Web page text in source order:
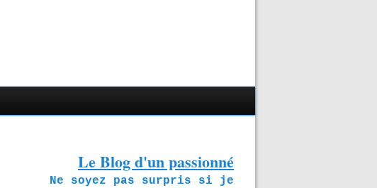
Le Blog d'un passionné
Ne soyez pas surpris si je